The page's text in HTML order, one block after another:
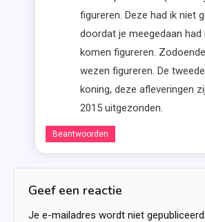
figureren. Deze had ik niet
doordat je meegedaan
komen figureren.
wezen figureren. De
koning, deze afleveringen
2015 uitgezonden.
Beantwoorden
Geef een reactie
Je e-mailadres wordt niet gepubliceerd.